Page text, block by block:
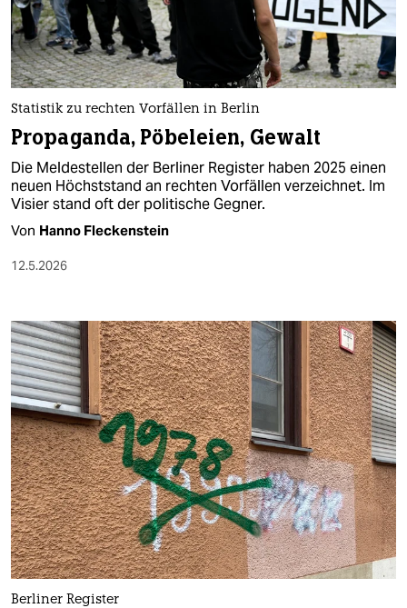
nord
wahrheit
verlag
verlag
veranstaltungen
shop
fragen & hilfe
abo
genossenschaft
epaper login
Statistik zu rechten Vorfällen in Berlin
Propaganda, Pöbeleien, Gewalt
Die Meldestellen der Berliner Register haben 2025 einen
neuen Höchststand an rechten Vorfällen verzeichnet. Im
Visier stand oft der politische Gegner.
Von Hanno Fleckenstein
12.5.2026
Berliner Register